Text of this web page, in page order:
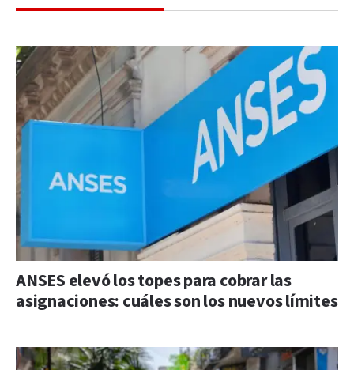
ANSES elevó los topes para cobrar las
asignaciones: cuáles son los nuevos límites